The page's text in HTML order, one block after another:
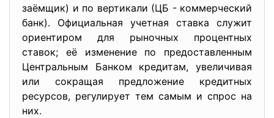
заёмщик) и по вертикали (ЦБ - коммерческий
банк). Официальная учетная ставка служит
ориентиром для рыночных процентных
ставок; её изменение по предоставленным
Центральным Банком кредитам, увеличивая
или сокращая предложение кредитных
ресурсов, регулирует тем самым и спрос на
них.